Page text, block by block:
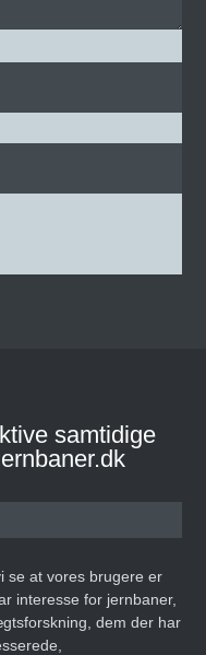
samtidige
se at vores brugere er
interesse for jernbaner,
dem der har